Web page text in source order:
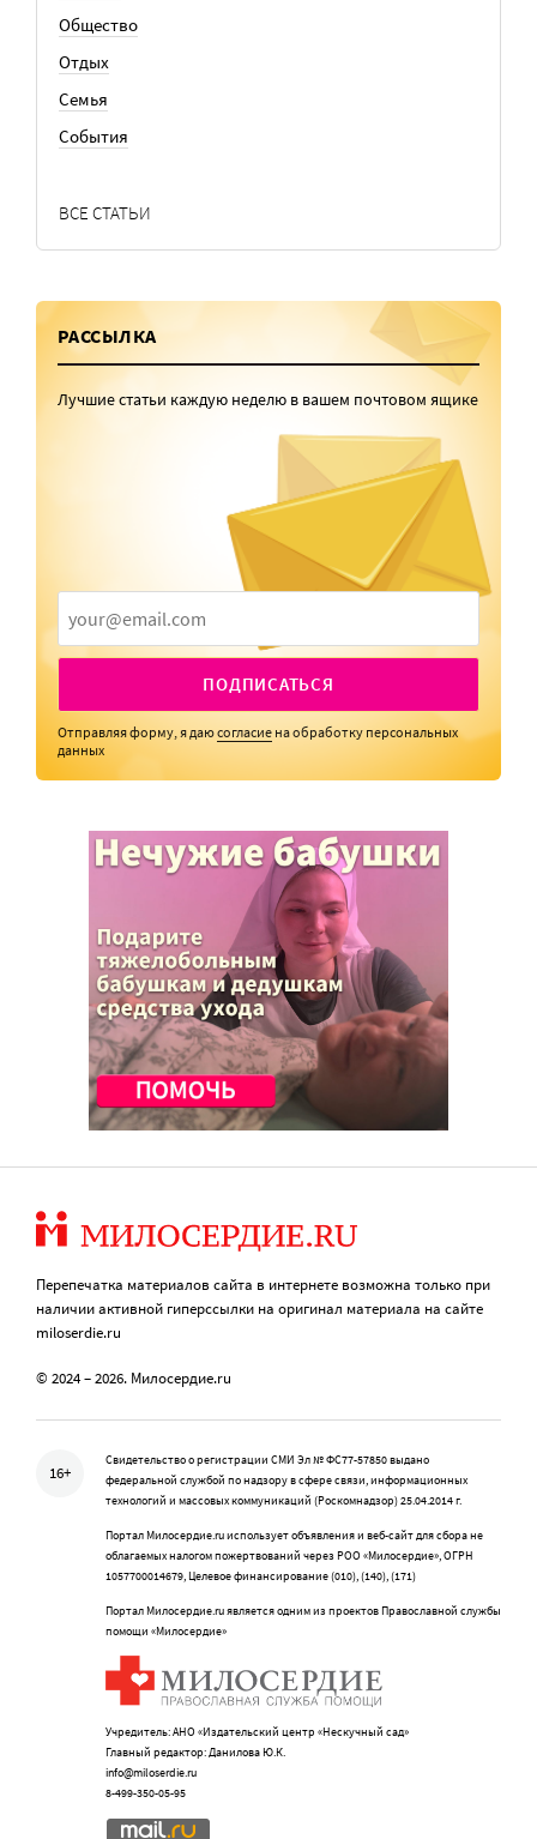
Общество
Отдых
Семья
События
ВСЕ СТАТЬИ
РАССЫЛКА
Лучшие статьи каждую неделю в вашем почтовом ящике
ПОДПИСАТЬСЯ
Отправляя форму, я даюсогласие на обработку персональных
данных
Перепечатка материалов сайта в интернете возможна только при
наличии активной гиперссылки на оригинал материала на сайте
miloserdie.ru
© 2024 – 2026. Милосердие.ru
16+
Свидетельство о регистрации СМИ Эл № ФС77-57850 выдано
федеральной службой по надзору в сфере связи, информационных
технологий и массовых коммуникаций (Роскомнадзор) 25.04.2014 г.
Портал Милосердие.ru использует объявления и веб-сайт для сбора не
облагаемых налогом пожертвований через РОО «Милосердие», ОГРН
1057700014679, Целевое финансирование (010), (140), (171)
Портал Милосердие.ru является одним из проектов Православной службы
помощи «Милосердие»
Учредитель: АНО «Издательский центр «Нескучный сад»
Главный редактор: Данилова Ю.К.
info@miloserdie.ru
8-499-350-05-95